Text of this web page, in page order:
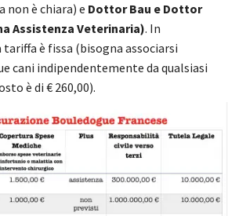
non è chiara) e Dottor Bau e Dottor
Assistenza Veterinaria). In
è fissa (bisogna associarsi
cani indipendentemente da qualsiasi
è di € 260,00).